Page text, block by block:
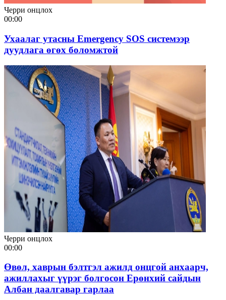
Черри онцлох
00:00
Ухаалаг утасны Emergency SOS системээр
дуудлага өгөх боломжтой
Черри онцлох
00:00
Өвөл, хаврын бэлтгэл ажилд онцгой анхаарч,
ажиллахыг үүрэг болгосон Ерөнхий сайдын
Албан даалгавар гарлаа